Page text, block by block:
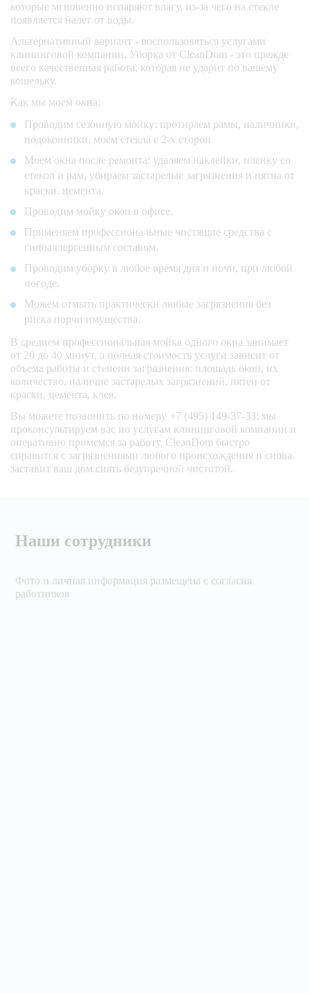
которые мгновенно испаряют влагу, из-за чего на стекле
появляется налет от воды.
Альтернативный вариант - воспользоваться услугами
клининговой компании. Уборка от CleanDom - это прежде
всего качественная работа, которая не ударит по вашему
кошельку.
Как мы моем окна:
Проводим сезонную мойку: протираем рамы, наличники,
подоконники, моем стекла с 2-х сторон.
Моем окна после ремонта: удаляем наклейки, пленку со
стекол и рам, убираем застарелые загрязнения и пятна от
краски, цемента.
Проводим мойку окон в офисе.
Применяем профессиональные чистящие средства с
гипоаллергенным составом.
Проводим уборку в любое время дня и ночи, при любой
погоде.
Можем отмыть практически любые загрязнения без
риска порчи имущества.
В среднем профессиональная мойка одного окна занимает
от 20 до 40 минут, а полная стоимость услуги зависит от
объема работы и степени загрязнения: площадь окон, их
количество, наличие застарелых загрязнений, пятен от
краски, цемента, клея.
Вы можете позвонить по номеру +7 (495) 149-37-33: мы
проконсультируем вас по услугам клининговой компании и
оперативно примемся за работу. CleanDom быстро
справится с загрязнениями любого происхождения и снова
заставит ваш дом сиять безупречной чистотой.
Наши сотрудники
Фото и личная информация размещена с согласия
работников